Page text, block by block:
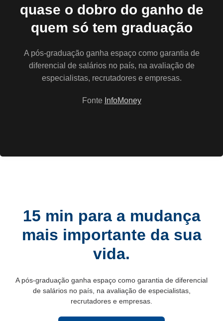
quase o dobro do ganho de
quem só tem graduação
A pós-graduação ganha espaço como garantia de
diferencial de salários no país, na avaliação de
especialistas, recrutadores e empresas.
Fonte InfoMoney
15 min para a mudança
mais importante da sua
vida.
A pós-graduação ganha espaço como garantia de diferencial
de salários no país, na avaliação de especialistas,
recrutadores e empresas.